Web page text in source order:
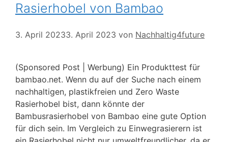
Rasierhobel von Bambao
3. April 20233. April 2023 von Nachhaltig4future
(Sponsored Post | Werbung) Ein Produkttest für
bambao.net. Wenn du auf der Suche nach einem
nachhaltigen, plastikfreien und Zero Waste
Rasierhobel bist, dann könnte der
Bambusrasierhobel von Bambao eine gute Option
für dich sein. Im Vergleich zu Einwegrasierern ist